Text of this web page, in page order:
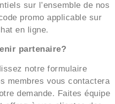
promo applicable sur
en ligne.
partenaire?
notre formulaire
membres vous contactera
demande. Faites équipe
offrez à vos clientes des